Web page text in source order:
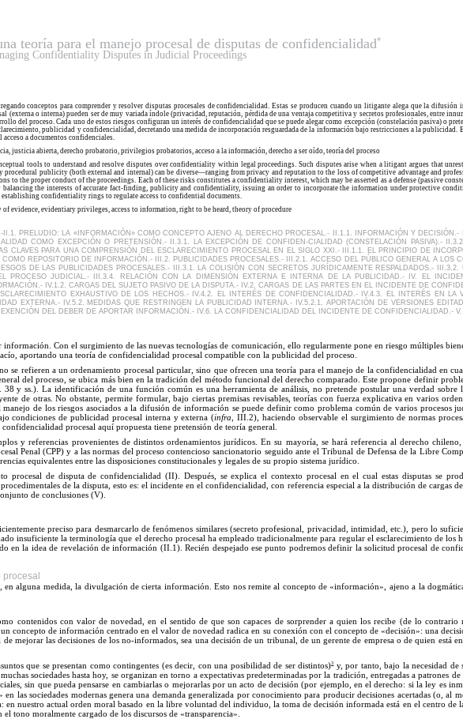
teoría para el manejo procesal de disputas de confidencialidad*
Confidentiality Disputes in Judicial Proceedings
conceptos para comprender y resolver disputas procesales de confidencialidad. Estas se producen cuando un litigante alega que la
o interna) pueden ser de muy variada índole (privacidad, reputación, pérdida de una ventaja competitiva y secretos profesionales, entre
del proceso. Cada uno de estos riesgos configuran un interés de confidencialidad que se puede alegar como excepción (constelación pasiva) o
publicidad y confidencialidad, decretando una medida de incorporación resguardada de la información bajo restricciones a la
a documentos confidenciales.
justicia abierta, derecho probatorio, privilegios probatorios, acceso a la información, derecho a ser oído, teoría del proceso
tools to understand and resolve disputes over confidentiality within legal proceedings. Such disputes arise when a litigant argues that
publicity (both external and internal) can be diverse—ranging from privacy and reputation to the loss of competitive advantage and
to the proper conduct of the proceedings. Each of these risks constitutes a confidentiality interest, which may be asserted as a defense (passive
the interests of accurate fact-finding, publicity and confidentiality, issuing an order to incorporate the information under protective
confidentiality rings to regulate access to confidential documents.
evidence, evidentiary privileges, access to information, right to be heard, theory of procedure
PRELUDIO: LA «INFORMACIÓN» COMO CONCEPTO AJENO AL DERECHO PROCESAL.- II.1.1. INFORMACIÓN Y
COMO EXCEPCIÓN O PRETENSIÓN.- II.3.1. LA EXCEPCIÓN DE CONFIDEN-CIALIDAD (CONSTELACIÓN PASIVA).-
PARA UNA COMPRENSIÓN DEL ESCLARECIMIENTO PROCESAL EN EL SIGLO XXI.- III.1.1. EL PRINCIPIO DE
REPOSITORIO DE INFORMACIÓN.- III.2. PUBLICIDADES PROCESALES.- III.2.1. ACCESO DEL PÚBLICO GENERAL A
DE LAS PUBLICIDADES PROCESALES.- III.3.1. LA COLISIÓN CON SECRETOS JURÍDICAMENTE RESPALDADOS.-
PROCESO JUDICIAL.- III.3.4. RELACIÓN CON LA DIMENSIÓN EXTERNA E INTERNA DE LA PUBLICIDAD.- IV. EL
IV.1.2. CARGAS DEL SUJETO PASIVO DE LA DISPUTA.- IV.2. CARGAS DE LAS PARTES EN EL INCIDENTE DE
EXHAUSTIVO DE LOS HECHOS.- IV.4.2. EL INTERÉS DE CONFIDENCIALIDAD.- IV.4.3. EL INTERÉS EN
EXTERNA.- IV.5.2. MEDIDAS QUE RESTRINGEN LA PUBLICIDAD INTERNA.- IV.5.2.1. APORTACIÓN DE VERSIONES
DEL DEBER DE APORTAR INFORMACIÓN.- IV.6. LA CONFIDENCIALIDAD DEL INCIDENTE DE CONFIDENCIALIDAD.-
información.Conelsurgimiento de las nuevas tecnologías de comunicación, ello regularmente pone en riesgo múltiples
aportando una teoría de confidencialidad procesal compatible con la publicidad del proceso.
se refieren a un ordenamiento procesal particular, sino que ofrecen una teoría para el manejo de la confidencialidad en
del proceso, se ubica más bien en la tradición del método funcional del derecho comparado . Este propone definir
38 y ss.).Laidentificación de una función común es una herramienta de análisis, no pretende postular una verdad
de otras.Noobstante, permite formular, bajo ciertas premisas revisables, teorías con fuerza explicativa en varios
de los riesgos asociados a la difusión de información se puede definir como problema común de varios procesos
condiciones de publicidad procesal interna y externa (infra
, III.2), haciendo observable el surgimiento de normas
confidencialidad procesal aquí propuesta tiene pretensión de teoría general.
y referencias provenientes de distintos ordenamientos jurídicos.Ensu mayoría, se hará referencia al derecho
Penal (CPP) y a las normas del proceso contencioso sancionatorio seguido ante el Tribunal de Defensa de la Libre
equivalentes entre las disposiciones constitucionales y legales de su propio sistema jurídico.
procesal de disputa de confidencialidad (II). Después, se explica el contexto procesal en el cual estas disputas se
de la disputa, esto es: el incidente en el confidencialidad, con referencia especial a la distribución de cargas
de conclusiones (V).
preciso para desmarcarlo de fenómenos similares (secreto profesional, privacidad, intimidad, etc.), pero lo
insuficiente la terminología que el derecho procesal ha empleado tradicionalmente para regular el esclarecimiento de los
en la idea de revelación de información (II.1). Recién despejado ese punto podremos definir la solicitud procesal de
alguna medida, la divulgación de cierta información. Esto nos remite al concepto de «información»,
ajeno a la
contenidos con valor de novedad, en el sentido de que son capaces de sorprender a quien los recibe (de lo contrario
concepto de información centrado en el valor de novedad radica en su conexión con el concepto de «decisión»: una
mejorar las decisiones de los no-informados, sea una decisión de un tribunal, de un gerente de empresa o de quien está
que se presentan como contingentes (es decir, con una posibilidad de ser distintos)3y, por tanto, bajo la necesidad de
sociedades hasta hoy, se organizan en torno a expectativas predeterminadas por la tradición, entregadas a
sin que pueda pensarse en cambiarlas o mejorarlas por un acto de decisión (por ejemplo, en el derecho: si la ley es
en las sociedades modernas genera una demanda generalizada por conocimiento para producir decisiones acertadas (o, al
en nuestro actual orden moral basado en la libre voluntad del individuo, la toma de decisión informada está en el centro
tono moralmente cargado de los discursos de «transparencia».